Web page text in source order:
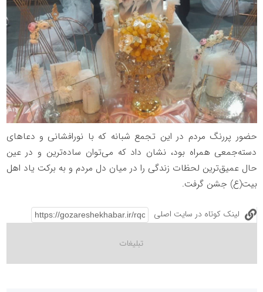
حضور پررنگ مردم در این تجمع شبانه که با نورافشانی و دعاهای
دسته‌جمعی همراه بود، نشان داد که می‌توان ساده‌ترین و در عین
حال عمیق‌ترین لحظات زندگی را در میان دل مردم و به برکت یاد اهل
بیت(ع) جشن گرفت.
لینک کوتاه در سایت اصلی